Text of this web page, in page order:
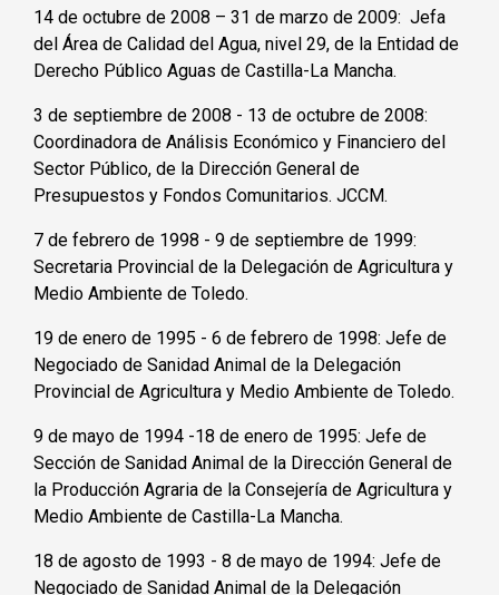
14 de octubre de 2008 – 31 de marzo de 2009: Jefa
del Área de Calidad del Agua, nivel 29, de la Entidad de
Derecho Público Aguas de Castilla-La Mancha.
3 de septiembre de 2008 - 13 de octubre de 2008:
Coordinadora de Análisis Económico y Financiero del
Sector Público, de la Dirección General de
Presupuestos y Fondos Comunitarios. JCCM.
7 de febrero de 1998 - 9 de septiembre de 1999:
Secretaria Provincial de la Delegación de Agricultura y
Medio Ambiente de Toledo.
19 de enero de 1995 - 6 de febrero de 1998: Jefe de
Negociado de Sanidad Animal de la Delegación
Provincial de Agricultura y Medio Ambiente de Toledo.
9 de mayo de 1994 -18 de enero de 1995: Jefe de
Sección de Sanidad Animal de la Dirección General de
la Producción Agraria de la Consejería de Agricultura y
Medio Ambiente de Castilla-La Mancha.
18 de agosto de 1993 - 8 de mayo de 1994: Jefe de
Negociado de Sanidad Animal de la Delegación